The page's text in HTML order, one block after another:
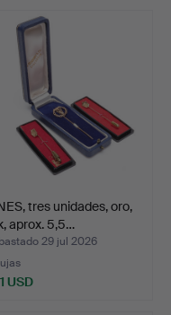
tres unidades, oro,
aprox. 5,5…
29 jul 2026
USD